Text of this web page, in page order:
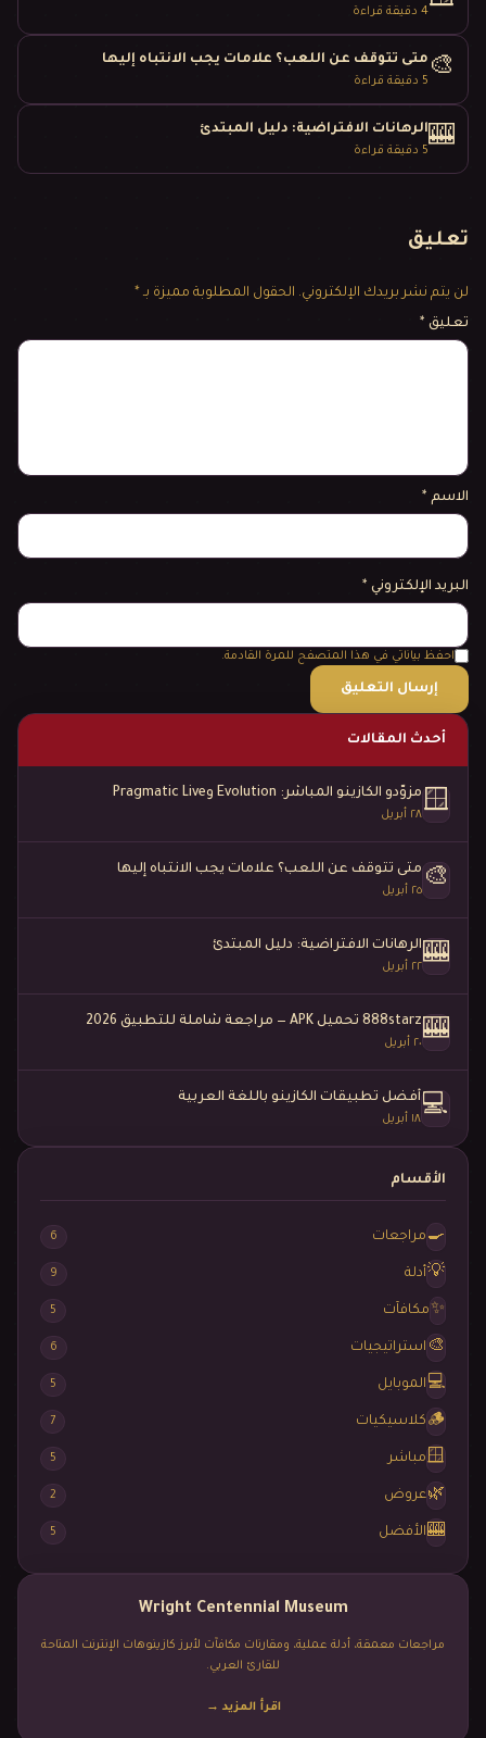
4 دقيقة قراءة
🎨 متى تتوقف عن اللعب؟ علامات يجب الانتباه إليها
5 دقيقة قراءة
🎰الرهانات الافتراضية: دليل المبتدئ
5 دقيقة قراءة
تعليق
لن يتم نشر بريدك الإلكتروني. الحقول المطلوبة مميزة بـ *
تعليق *
الاسم *
البريد الإلكتروني *
احفظ بياناتي في هذا المتصفح للمرة القادمة.
أحدث المقالات
🪟 مزوّدو الكازينو المباشر: Evolution وPragmatic Live
٢٨ أبريل
🎨 متى تتوقف عن اللعب؟ علامات يجب الانتباه إليها
٢٥ أبريل
🎰الرهانات الافتراضية: دليل المبتدئ
٢٢ أبريل
🎰888starz تحميل APK — مراجعة شاملة للتطبيق 2026
٢٠ أبريل
💻 أفضل تطبيقات الكازينو باللغة العربية
١٨ أبريل
الأقسام
🍳 مراجعات 6
💡أدلة 9
✨مكافآت 5
🎨 استراتيجيات 6
💻 الموبايل 5
🪵 كلاسيكيات 7
🪟مباشر 5
🌿عروض 2
🎰الأفضل 5
Wright Centennial Museum
مراجعات معمقة، أدلة عملية، ومقارنات مكافآت لأبرز كازينوهات الإنترنت المتاحة
للقارئ العربي.
اقرأ المزيد →